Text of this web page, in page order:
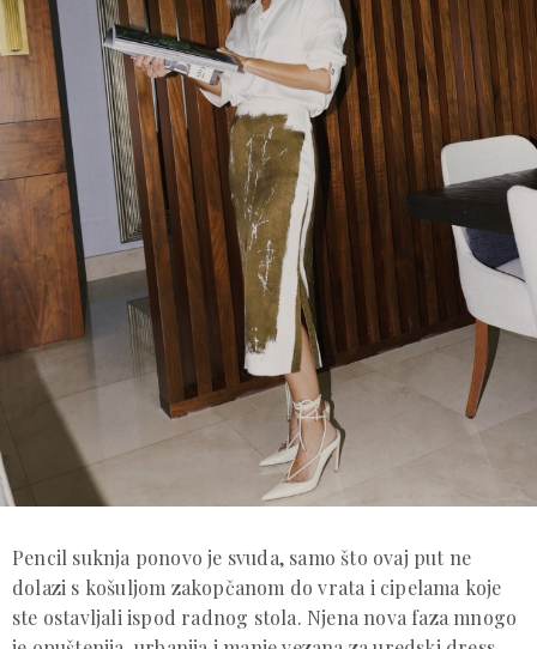
Pencil suknja ponovo je svuda, samo što ovaj put ne
dolazi s košuljom zakopčanom do vrata i cipelama koje
ste ostavljali ispod radnog stola. Njena nova faza mnogo